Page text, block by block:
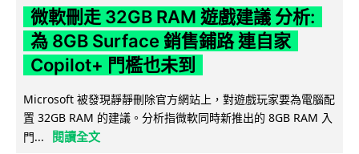
微軟刪走 32GB RAM 遊戲建議 分析:
為 8GB Surface 銷售鋪路 連自家
Copilot+ 門檻也未到
Microsoft 被發現靜靜刪除官方網站上，對遊戲玩家要為電腦配
置 32GB RAM 的建議。分析指微軟同時新推出的 8GB RAM 入
門...
閱讀全文